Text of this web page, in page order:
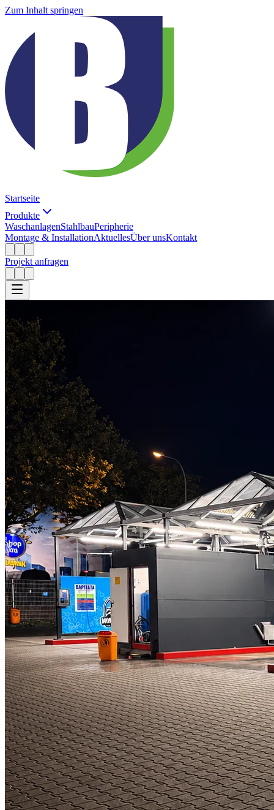
Zum Inhalt springen
Startseite
Produkte
WaschanlagenStahlbauPeripherie
Montage & InstallationAktuellesÜber unsKontakt
Projekt anfragen